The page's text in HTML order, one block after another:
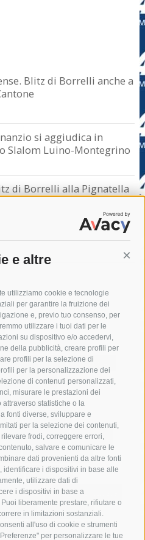
e altre
utilizziamo cookie e tecnologie
per garantire la fruizione dei
e, previo tuo consenso, per
utilizzare i tuoi dati per le
su dispositivo e/o accedervi,
della pubblicità, creare profili per
profili per la selezione di
per la personalizzazione dei
di contenuti personalizzati,
misurare le prestazioni dei
statistiche o la
fonti diverse, sviluppare e
per la selezione dei contenuti,
frodi, correggere errori,
salvare e comunicare le
dati provenienti da altre fonti
i dispositivi in base alle
utilizzare dati di
i dispositivi in base a
liberamente prestare, rifiutare o
in limitazioni sostanziali.
all'uso di cookie e strumenti
per personalizzare le tue
Blitz di Borrelli anche a
si aggiudica in
Slalom Luino-Montegrino
di Borrelli alla Pignatella
arresto
di porto capri
carabinieri
contagi
eav
elezioni
guardia costiera
incidente
massa lubrense
ordinanza
sorrento
polizia municipale
sant'agnello
studenti temporali treni